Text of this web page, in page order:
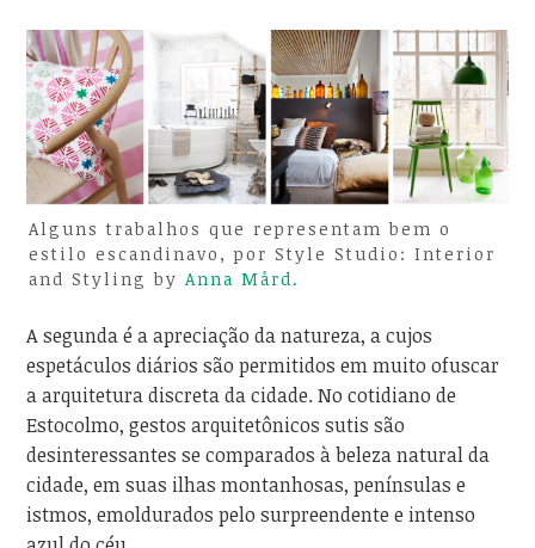
Alguns trabalhos que representam bem o
estilo escandinavo, por Style Studio: Interior
and Styling by Anna Mård.
A segunda é a apreciação da natureza, a cujos
espetáculos diários são permitidos em muito ofuscar
a arquitetura discreta da cidade. No cotidiano de
Estocolmo, gestos arquitetônicos sutis são
desinteressantes se comparados à beleza natural da
cidade, em suas ilhas montanhosas, penínsulas e
istmos, emoldurados pelo surpreendente e intenso